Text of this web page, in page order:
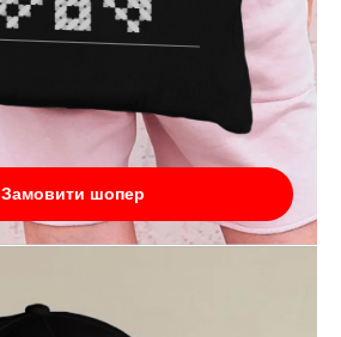
Замовити шопер